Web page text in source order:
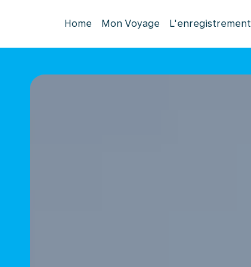
Home Mon Voyage L'enregistrement